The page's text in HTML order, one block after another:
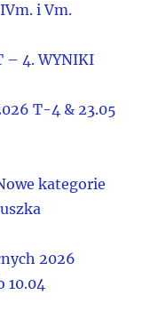
i Vm.
– 4. WYNIKI
T-4 & 23.05
kategorie
2026
10.04